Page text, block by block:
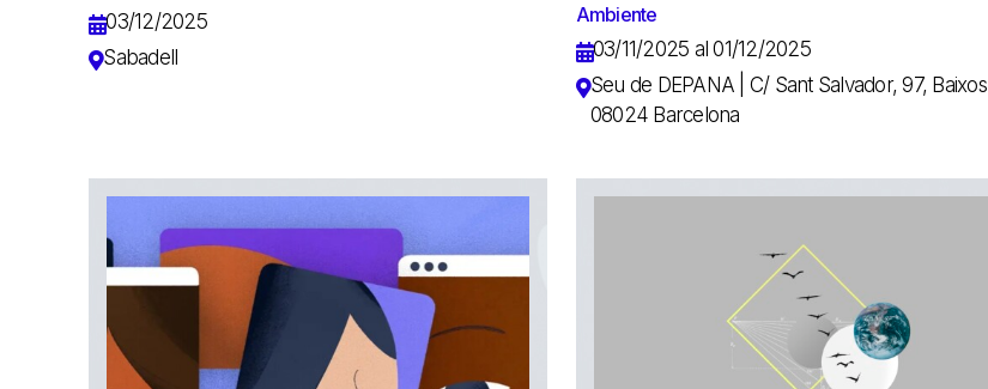
03/12/2025
Sabadell
Ambiente
03/11/2025 al 01/12/2025
Seu de DEPANA | C/ Sant Salvador, 97, Baixos |
08024 Barcelona